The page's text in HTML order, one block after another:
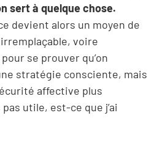
sert à quelque chose.
devient alors un moyen de
voire
se prouver qu’on
stratégie consciente, mais
affective plus
utile, est-ce que j’ai